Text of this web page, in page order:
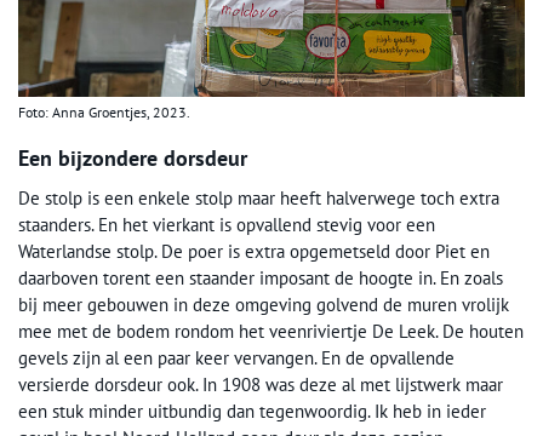
Foto: Anna Groentjes, 2023.
Een bijzondere dorsdeur
De stolp is een enkele stolp maar heeft halverwege toch extra
staanders. En het vierkant is opvallend stevig voor een
Waterlandse stolp. De poer is extra opgemetseld door Piet en
daarboven torent een staander imposant de hoogte in. En zoals
bij meer gebouwen in deze omgeving golvend de muren vrolijk
mee met de bodem rondom het veenriviertje De Leek. De houten
gevels zijn al een paar keer vervangen. En de opvallende
versierde dorsdeur ook. In 1908 was deze al met lijstwerk maar
een stuk minder uitbundig dan tegenwoordig. Ik heb in ieder